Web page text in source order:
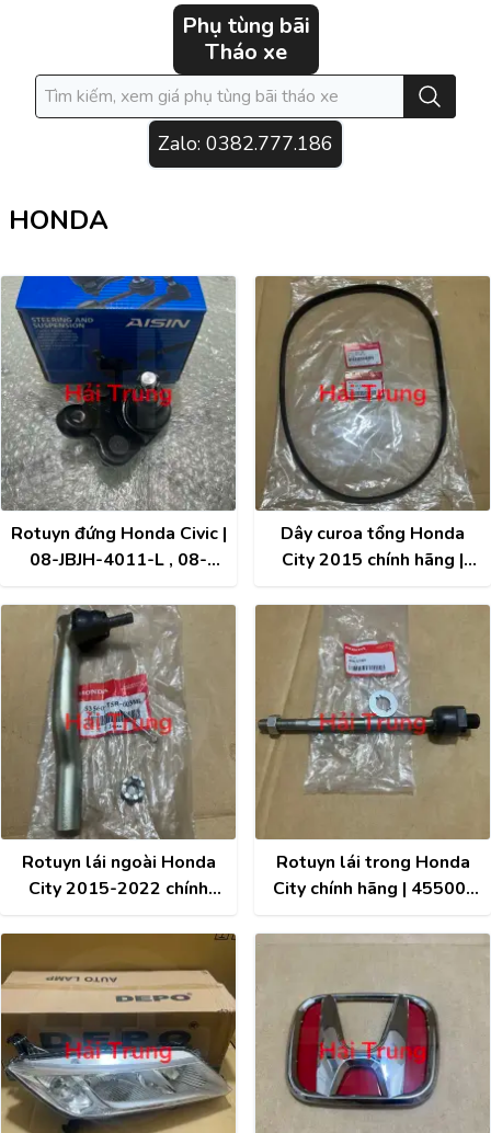
Phụ tùng bãi
Tháo xe
Zalo: 0382.777.186
HONDA
Rotuyn đứng Honda Civic |
08-JBJH-4011-L , 08-
Dây curoa tổng Honda
City 2015 chính hãng |
Rotuyn lái ngoài Honda
City 2015-2022 chính
Rotuyn lái trong Honda
City chính hãng | 45500-